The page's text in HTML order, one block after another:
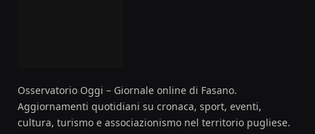
Osservatorio Oggi – Giornale online di Fasano.
Aggiornamenti quotidiani su cronaca, sport, eventi,
cultura, turismo e associazionismo nel territorio pugliese.